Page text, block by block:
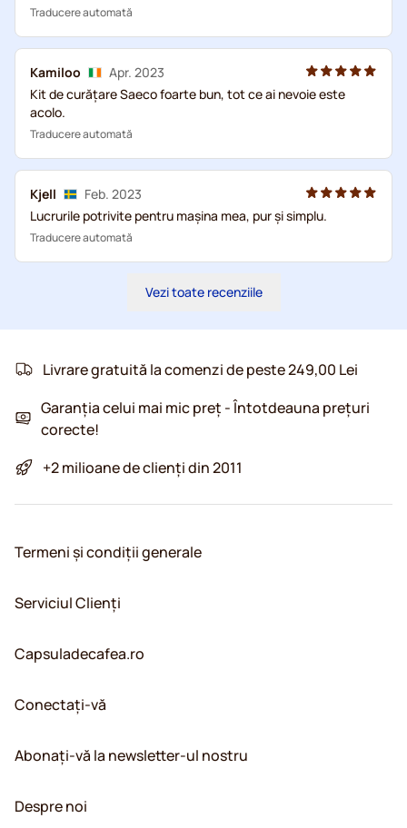
Traducere automată
Kamiloo
Apr. 2023
Kit de curățare Saeco foarte bun, tot ce ai nevoie este
acolo.
Traducere automată
Kjell
Feb. 2023
Lucrurile potrivite pentru mașina mea, pur și simplu.
Traducere automată
Vezi toate recenziile
Livrare gratuită la comenzi de peste 249,00 Lei
Garanția celui mai mic preț - Întotdeauna prețuri
corecte!
+2 milioane de clienți din 2011
Termeni și condiții generale
Serviciul Clienți
Capsuladecafea.ro
Conectați-vă
Abonați-vă la newsletter-ul nostru
Despre noi